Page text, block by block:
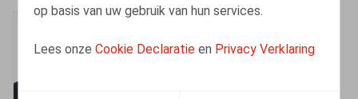
op basis van uw gebruik van hun services.
Lees onzeCookie Declaratie en Privacy Verklaring
Vennoot